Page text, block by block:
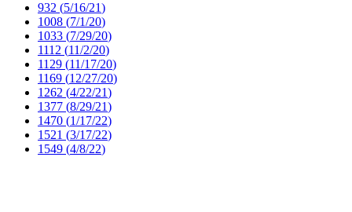
932 (5/16/21)
1008 (7/1/20)
1033 (7/29/20)
1112 (11/2/20)
1129 (11/17/20)
1169 (12/27/20)
1262 (4/22/21)
1377 (8/29/21)
1470 (1/17/22)
1521 (3/17/22)
1549 (4/8/22)